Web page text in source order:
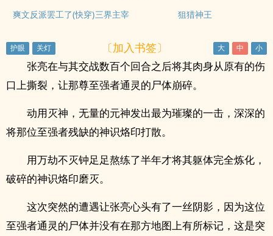
爽文反派罢工了(快穿)三界主宰 狙猎神王
〔加入书签〕
张亮在与其交战数百个回合之后将其肉身从原有的伤
口上撕裂，让那尊至强者通灵的尸体崩碎。
动用灭神，无量的元神发出最为璀璨的一击，深深的
将那位至强者残缺的神识烙印打散。
用万劫不灭钟足足熬练了半年才将其躯体完全炼化，
破碎的神识烙印磨灭。
这次突然的遭遇让张亮心头有了一丝阴影，因为这位
至强者通灵的尸体并没有在那方地图上有所标记，这是突